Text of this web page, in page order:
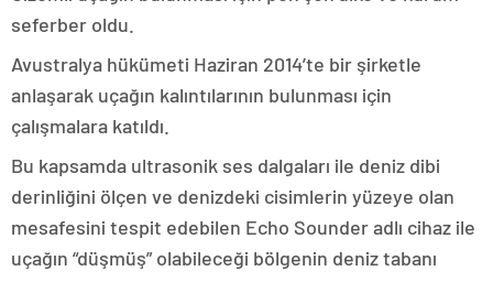
seferber oldu.
Avustralya hükümeti Haziran 2014’te bir şirketle
anlaşarak uçağın kalıntılarının bulunması için
çalışmalara katıldı.
Bu kapsamda ultrasonik ses dalgaları ile deniz dibi
derinliğini ölçen ve denizdeki cisimlerin yüzeye olan
mesafesini tespit edebilen Echo Sounder adlı cihaz ile
uçağın “düşmüş” olabileceği bölgenin deniz tabanı